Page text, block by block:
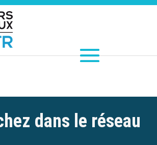
dans le réseau